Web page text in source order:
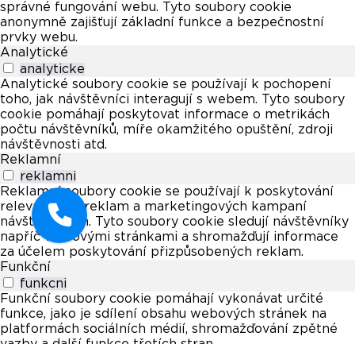
správné fungování webu. Tyto soubory cookie
anonymně zajišťují základní funkce a bezpečnostní
prvky webu.
Analytické
analyticke
Analytické soubory cookie se používají k pochopení
toho, jak návštěvníci interagují s webem. Tyto soubory
cookie pomáhají poskytovat informace o metrikách
počtu návštěvníků, míře okamžitého opuštění, zdroji
návštěvnosti atd.
Reklamní
reklamni
Reklamní soubory cookie se používají k poskytování
relevantních reklam a marketingových kampaní
návštěvníkům. Tyto soubory cookie sledují návštěvníky
napříč webovými stránkami a shromažďují informace
za účelem poskytování přizpůsobených reklam.
Funkční
funkcni
Funkční soubory cookie pomáhají vykonávat určité
funkce, jako je sdílení obsahu webových stránek na
platformách sociálních médií, shromažďování zpětné